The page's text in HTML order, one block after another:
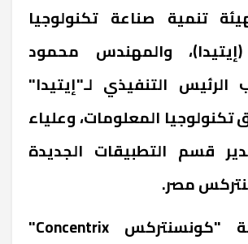
تنمية صناعة تكنولوجيا
والمهندس محمود
الرئيس التنفيذي لـ"إيتيدا"
تكنولوجيا المعلومات، وعلياء
قسم التطبيقات الجديدة
مصر.
وكانت شركة "كونسنتركس Concentrix"